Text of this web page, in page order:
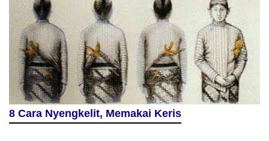
8 Cara Nyengkelit, Memakai Keris